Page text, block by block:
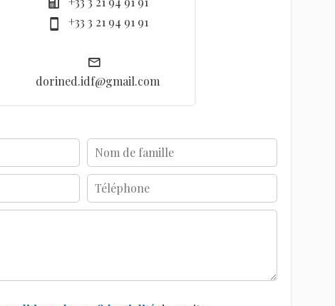
+33 3 21 94 91 91
dorined.idf@gmail.com